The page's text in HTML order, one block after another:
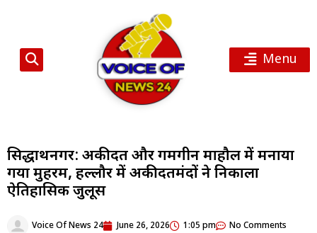
Menu
सिद्धार्थनगर: अकीदत और गमगीन माहौल में मनाया
गया मुहर्रम, हल्लौर में अकीदतमंदों ने निकाला
ऐतिहासिक जुलूस
Voice Of News 24 June 26, 2026 1:05 pm No Comments